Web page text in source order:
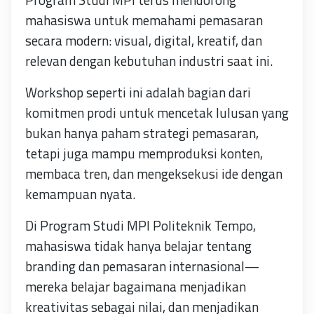
mahasiswa untuk memahami pemasaran
secara modern: visual, digital, kreatif, dan
relevan dengan kebutuhan industri saat ini.
Workshop seperti ini adalah bagian dari
komitmen prodi untuk mencetak lulusan yang
bukan hanya paham strategi pemasaran,
tetapi juga mampu memproduksi konten,
membaca tren, dan mengeksekusi ide dengan
kemampuan nyata.
Di Program Studi MPI Politeknik Tempo,
mahasiswa tidak hanya belajar tentang
branding dan pemasaran internasional—
mereka belajar bagaimana menjadikan
kreativitas sebagai nilai, dan menjadikan